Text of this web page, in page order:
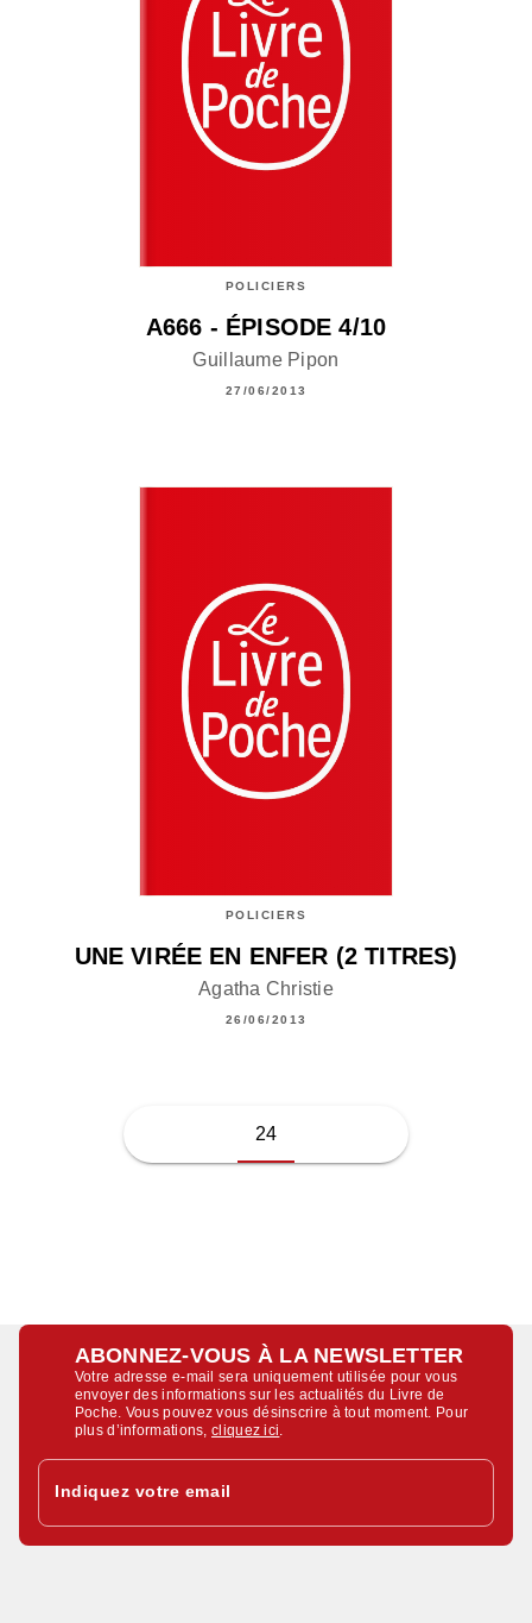
POLICIERS
A666 - ÉPISODE 4/10
Guillaume Pipon
27/06/2013
POLICIERS
UNE VIRÉE EN ENFER (2 TITRES)
Agatha Christie
26/06/2013
24
ABONNEZ-VOUS À LA NEWSLETTER
Votre adresse e-mail sera uniquement utilisée pour vous
envoyer des informations sur les actualités du Livre de
Poche. Vous pouvez vous désinscrire à tout moment. Pour
plus d’informations,cliquez ici
Indiquez votre email